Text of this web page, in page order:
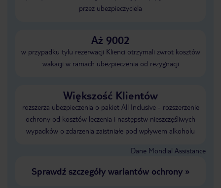
przez ubezpieczyciela
Aż 9002
w przypadku tylu rezerwacji Klienci otrzymali zwrot kosztów
wakacji w ramach ubezpieczenia od rezygnacji
Większość Klientów
rozszerza ubezpieczenia o pakiet All Inclusive - rozszerzenie
ochrony od kosztów leczenia i następstw nieszczęśliwych
wypadków o zdarzenia zaistniałe pod wpływem alkoholu
Dane Mondial Assistance
Sprawdź szczegóły wariantów ochrony»